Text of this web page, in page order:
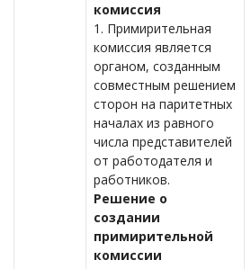
комиссия
1. Примирительная
комиссия является
органом, созданным
совместным решением
сторон на паритетных
началах из равного
числа представителей
от работодателя и
работников.
Решение о
создании
примирительной
комиссии